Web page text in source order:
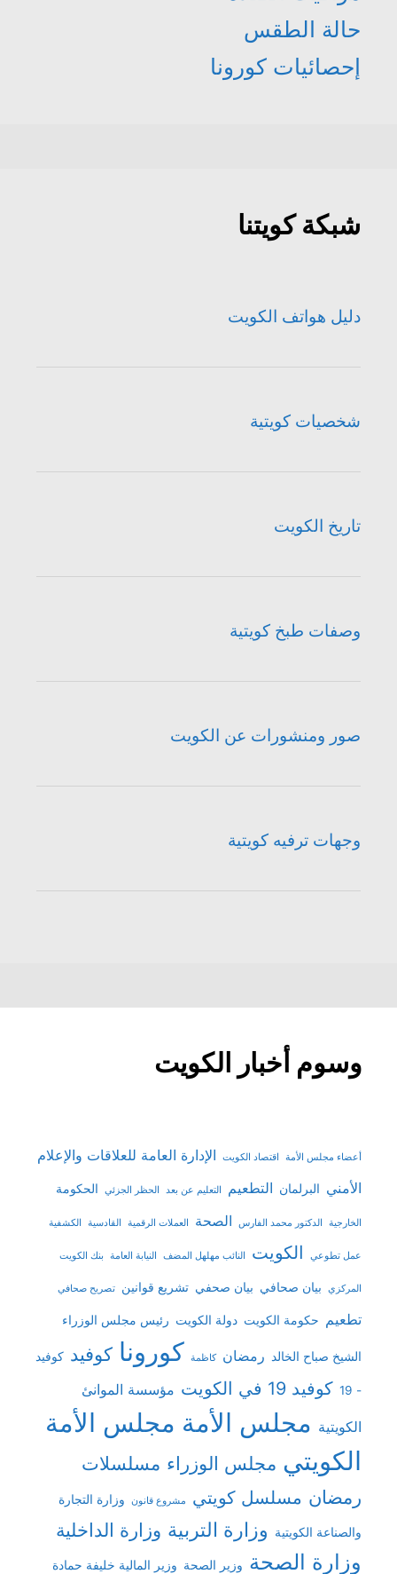
حالة الطقس
إحصائيات كورونا
شبكة كويتنا
دليل هواتف الكويت
شخصيات كويتية
تاريخ الكويت
وصفات طبخ كويتية
صور ومنشورات عن الكويت
وجهات ترفيه كويتية
وسوم أخبار الكويت
أعضاء مجلس الأمة اقتصاد الكويت
الإدارة العامة للعلاقات والإعلام
الأمني البرلمان التطعيم التعليم عن بعد الحظر الجزئي الحكومة
الخارجية الدكتور محمد الفارس الصحة العملات الرقمية القادسية الكشفية
عمل تطوعي الكويت النائب مهلهل المضف النيابة العامة بنك الكويت
المركزي بيان صحافي بيان صحفي تشريع قوانين تصريح صحافي
تطعيم حكومة الكويت دولة الكويت رئيس مجلس الوزراء
الشيخ صباح الخالد رمضان كاظمة كورونا كوفيد كوفيد
- 19 كوفيد 19 في الكويت مؤسسة الموانئ
الكويتية مجلس الأمة مجلس الأمة
الكويتي مجلس الوزراء مسلسلات
رمضان مسلسل كويتي مشروع قانون وزارة التجارة
والصناعة الكويتية وزارة التربية وزارة الداخلية
وزارة الصحة وزير الصحة وزير المالية خليفة حمادة